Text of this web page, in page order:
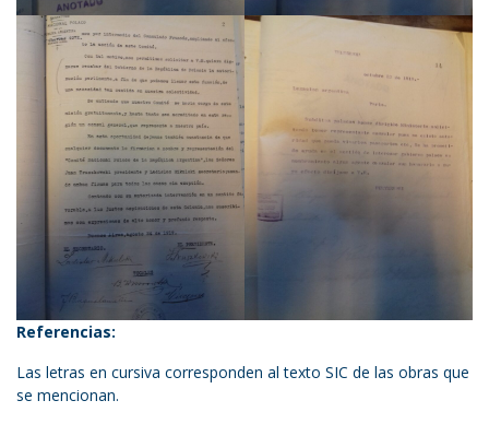
Referencias:
Las letras en cursiva corresponden al texto SIC de las obras que
se mencionan.